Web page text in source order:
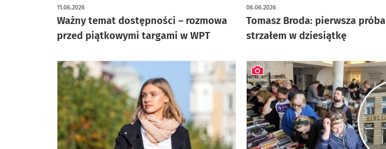
Ważny temat dostępności – rozmowa
przed piątkowymi targami w WPT
11.06.2026
artykuł z galerią zdjęć
Tomasz Broda: pierwsza próba
strzałem w dziesiątkę
06.06.2026
artykuł z galerią zdjęć